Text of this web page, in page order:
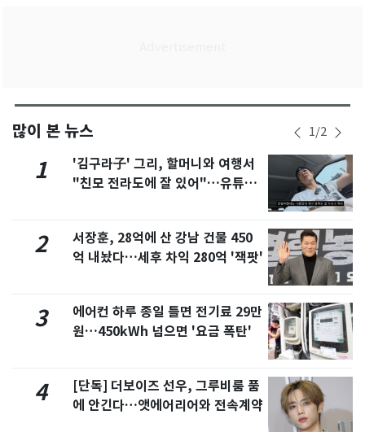
많이 본 뉴스 1/2
1
'김구라子' 그리, 할머니와 여행서
"친모 전라도에 잘 있어"…유튜브
2
서장훈, 28억에 산 강남 건물 450
억 내놨다…세후 차익 280억 '잭팟'
3
에어컨 하루 종일 틀면 전기료 29만
원…450kWh 넘으면 '요금 폭탄'
4
[단독] 더보이즈 선우, 그루비룸 품
에 안긴다…앳에어리어와 전속계약